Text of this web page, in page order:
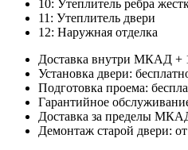
10: Утеплитель ребра
11: Утеплитель двери
12: Наружная отделка
Доставка внутри МКАД +
Установка двери:
Подготовка проема:
Гарантийное
Доставка за пределы
Демонтаж старой двери: